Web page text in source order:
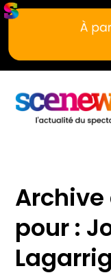
Archive
pour :